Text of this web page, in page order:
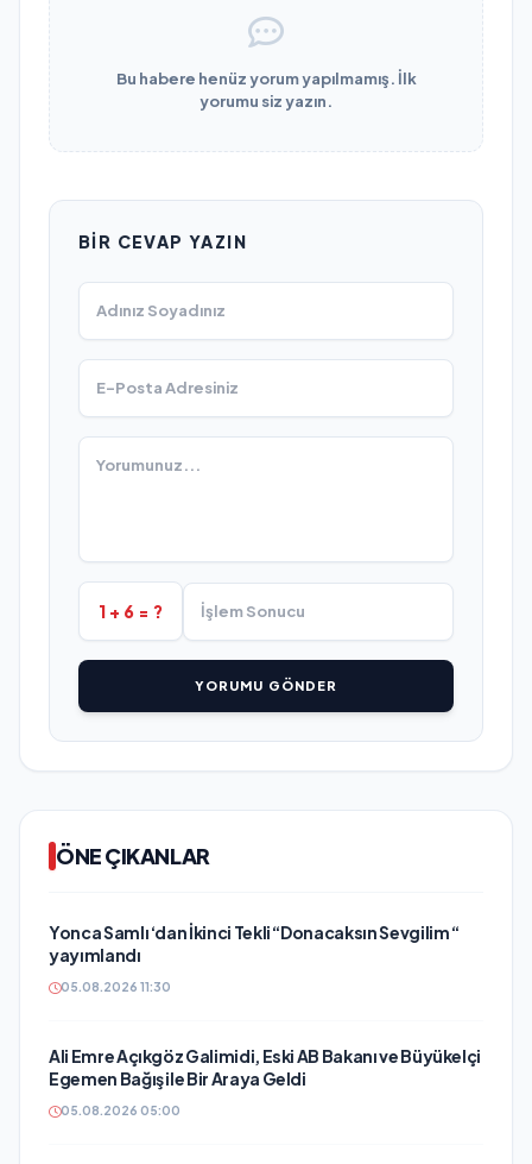
Bu habere henüz yorum yapılmamış. İlk
yorumu siz yazın.
BIR CEVAP YAZIN
1 + 6 = ?
YORUMU GÖNDER
ÖNE ÇIKANLAR
Yonca Samlı ‘dan İkinci Tekli “Donacaksın Sevgilim “
yayımlandı
05.08.2026 11:30
Ali Emre Açıkgöz Galimidi, Eski AB Bakanı ve Büyükelçi
Egemen Bağış ile Bir Araya Geldi
05.08.2026 05:00